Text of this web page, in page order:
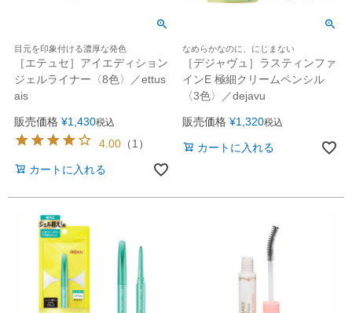
目元を印象付ける濃厚な発色
［エテュセ］アイエディション
ジェルライナー〈8色〉／ettus
ais
販売価格 ¥1,430税込
4.00 （1 ）
カートに入れる
なめらかなのに、にじまない
［デジャヴュ］ラスティンファ
インE 極細クリームペンシル
〈3色〉／dejavu
販売価格 ¥1,320税込
カートに入れる